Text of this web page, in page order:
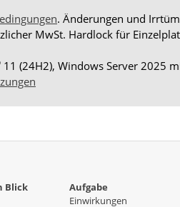
. Änderungen und
MwSt. Hardlock für
11 (24H2), Windows Server 2025
Blick
Aufgabe
Einwirkungen